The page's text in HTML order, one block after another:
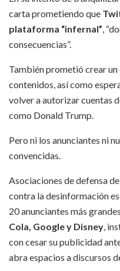
carta prometiendo que
plataforma “infernal”,
consecuencias”.
También prometió crear
contenidos, así como
volver a autorizar cuentas
como Donald Trump.
Pero ni los anunciantes ni
convencidas.
Asociaciones de defensa
contra la desinformación
20 anunciantes más
Cola, Google y Disney,
con cesar su publicidad
abra espacios a discursos